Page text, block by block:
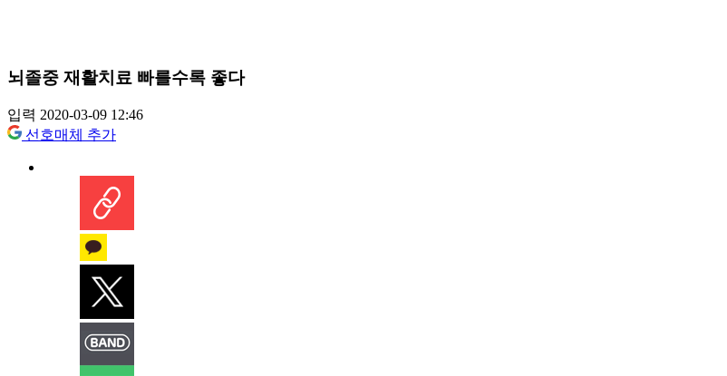
뇌졸중 재활치료 빠를수록 좋다
입력 2020-03-09 12:46
선호매체 추가